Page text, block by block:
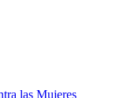
las Mujeres